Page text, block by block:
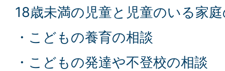
18歳未満の児童と児童のいる家
・こどもの養育の相談
・こどもの発達や不登校の相談